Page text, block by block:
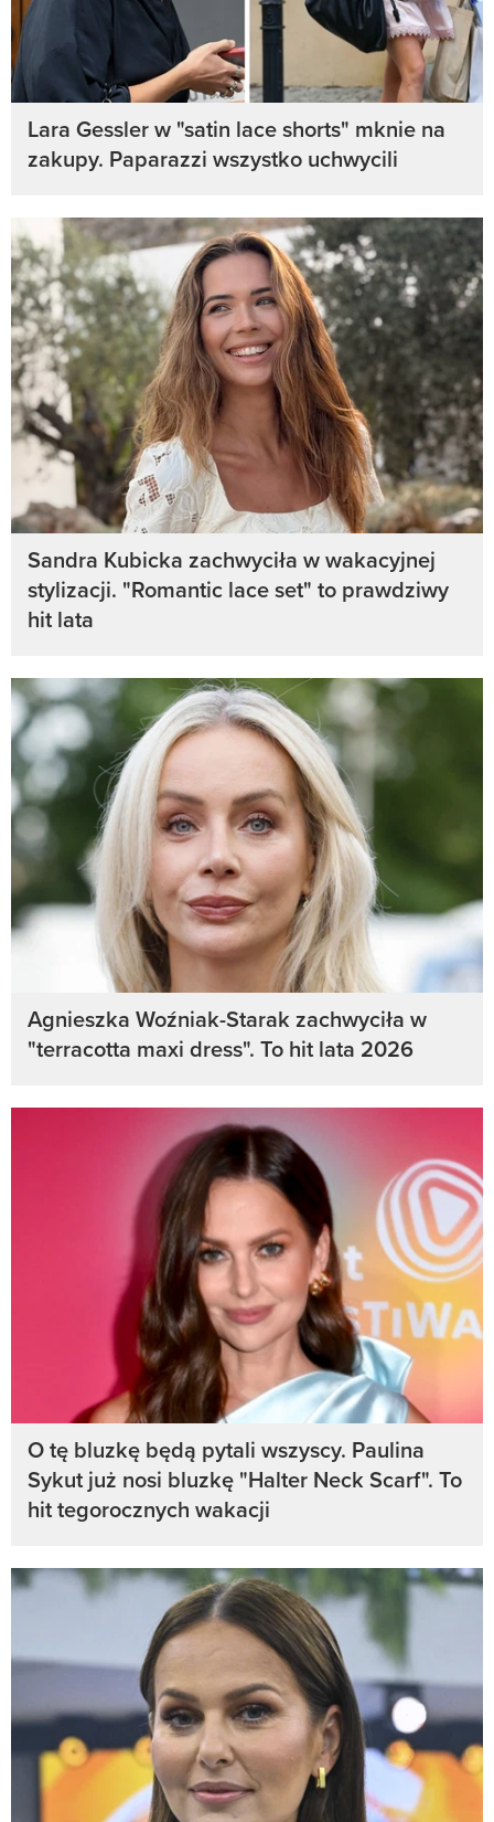
Lara Gessler w "satin lace shorts" mknie na
zakupy. Paparazzi wszystko uchwycili
Sandra Kubicka zachwyciła w wakacyjnej
stylizacji. "Romantic lace set" to prawdziwy
hit lata
Agnieszka Woźniak-Starak zachwyciła w
"terracotta maxi dress". To hit lata 2026
O tę bluzkę będą pytali wszyscy. Paulina
Sykut już nosi bluzkę "Halter Neck Scarf". To
hit tegorocznych wakacji